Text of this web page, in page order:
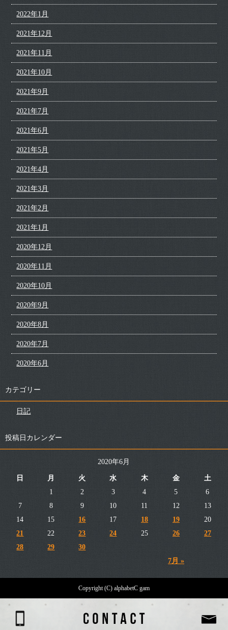
2022年1月
2021年12月
2021年11月
2021年10月
2021年9月
2021年7月
2021年6月
2021年5月
2021年4月
2021年3月
2021年2月
2021年1月
2020年12月
2020年11月
2020年10月
2020年9月
2020年8月
2020年7月
2020年6月
カテゴリー
日記
投稿日カレンダー
2020年6月
日 月 火 水 木 金 土
7月 »
1 2 3 4 5
6
7
8 9 10 11 12
13
14
15 16 17 18 19
20
21
22 23 24 25 26
27
28
29 30
Copyright (C) alphabetC gam